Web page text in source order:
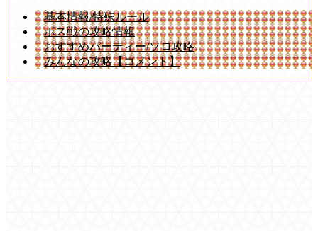
基本情報/特殊ルール
ボス戦の攻略情報
おすすめパーティー/ソロ攻略
みんなの攻略【コメント】